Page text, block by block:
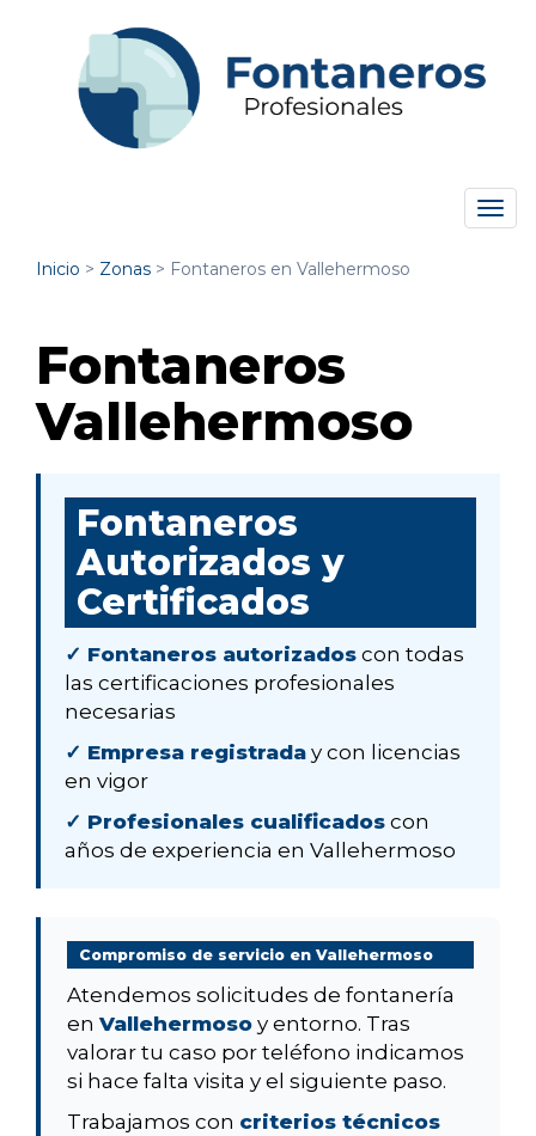
Inicio > Zonas > Fontaneros en Vallehermoso
Fontaneros
Vallehermoso
Fontaneros
Autorizados y
Certificados
✓ Fontaneros autorizados con todas
las certificaciones profesionales
necesarias
✓ Empresa registrada y con licencias
en vigor
✓ Profesionales cualificados con
años de experiencia en Vallehermoso
Compromiso de servicio en Vallehermoso
Atendemos solicitudes de fontanería
en Vallehermoso y entorno. Tras
valorar tu caso por teléfono indicamos
si hace falta visita y el siguiente paso.
Trabajamos con criterios técnicos